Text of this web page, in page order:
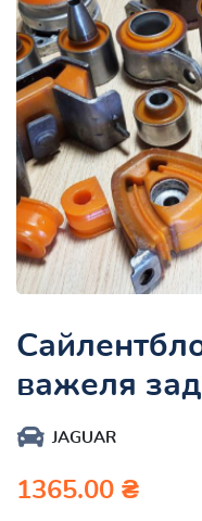
важеля
JAGUAR
1365.00 ₴